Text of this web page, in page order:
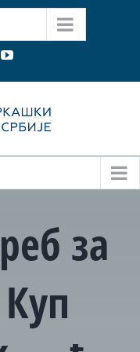
YouTube
за